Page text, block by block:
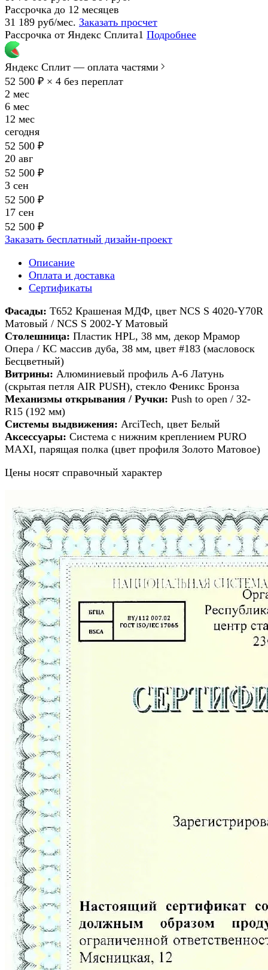
Рассрочка до 12 месяцев
31 189 руб/мес. Заказать просчет
Рассрочка от Яндекс Сплита1 Подробнее
Яндекс Сплит — оплата частями
52 500 ₽ × 4 без переплат
2 мес
6 мес
12 мес
сегодня
52 500 ₽
20 авг
52 500 ₽
3 сен
52 500 ₽
17 сен
52 500 ₽
Заказать бесплатный дизайн-проект
Описание
Оплата и доставка
Сертификаты
Фасады: Т652 Крашеная МДФ, цвет NCS S 4020-Y70R
Матовый / NCS S 2002-Y Матовый
Столешница: Пластик HPL, 38 мм, декор Мрамор
Опера / КС массив дуба, 38 мм, цвет #183 (масловоск
Бесцветный)
Витрины: Алюминиевый профиль А-6 Латунь
(скрытая петля AIR PUSH), стекло Феникс Бронза
Механизмы открывания / Ручки: Push to open / 32-
R15 (192 мм)
Системы выдвижения: ArciTech, цвет Белый
Аксессуары: Система с нижним креплением PURO
MAXI, парящая полка (цвет профиля Золото Матовое)
Цены носят справочный характер